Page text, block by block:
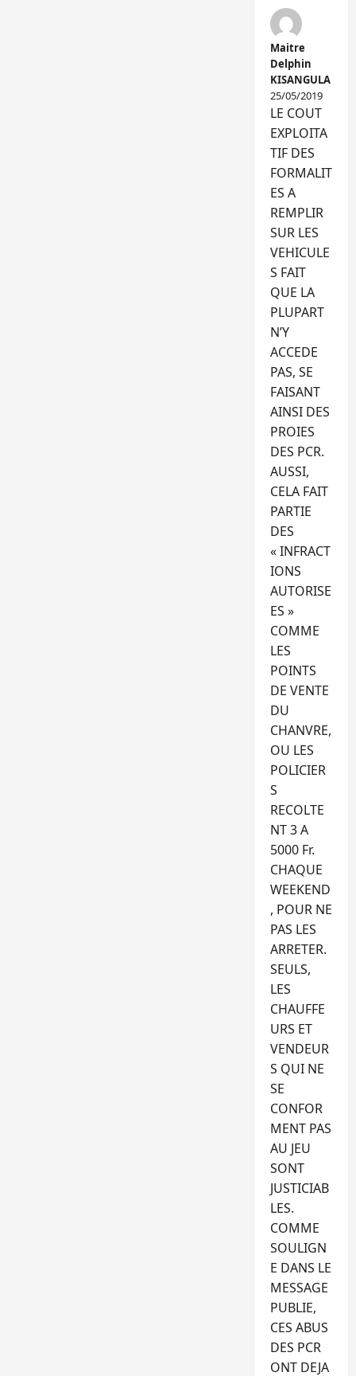
Maitre
Delphin
KISANGULA
25/05/2019
LE COUT
EXPLOITA
TIF DES
FORMALIT
ES A
REMPLIR
SUR LES
VEHICULE
S FAIT
QUE LA
PLUPART
N’Y
ACCEDE
PAS, SE
FAISANT
AINSI DES
PROIES
DES PCR.
AUSSI,
CELA FAIT
PARTIE
DES
« INFRACT
IONS
AUTORISE
ES »
COMME
LES
POINTS
DE VENTE
DU
CHANVRE,
OU LES
POLICIER
S
RECOLTE
NT 3 A
5000 Fr.
CHAQUE
WEEKEND
, POUR NE
PAS LES
ARRETER.
SEULS,
LES
CHAUFFE
URS ET
VENDEUR
S QUI NE
SE
CONFOR
MENT PAS
AU JEU
SONT
JUSTICIAB
LES.
COMME
SOULIGN
E DANS LE
MESSAGE
PUBLIE,
CES ABUS
DES PCR
ONT DEJA